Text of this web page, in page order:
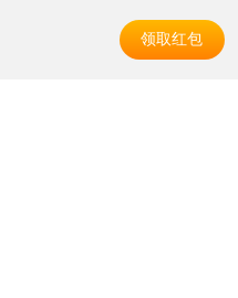
领取红包